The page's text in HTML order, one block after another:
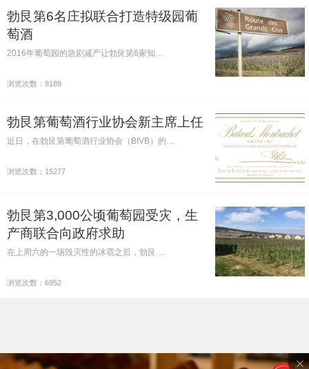
勃艮第6名庄拟联合打造特级园葡
萄酒
2016年葡萄园的急剧减产让勃艮第6家知…
浏览次数：9189
勃艮第葡萄酒行业协会新主席上任
近日，在勃艮第葡萄酒行业协会（BIVB）的…
浏览次数：15277
勃艮第3,000公顷葡萄园受灾，生
产商联合向政府求助
在上周六的一场毁灭性的冰雹之后，勃艮…
浏览次数：6952